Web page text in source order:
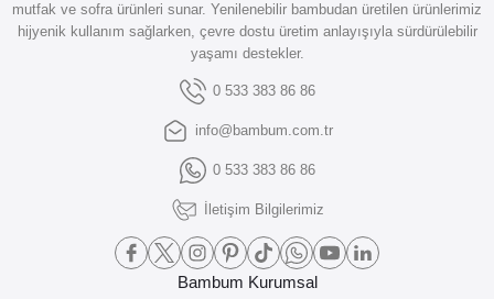
mutfak ve sofra ürünleri sunar. Yenilenebilir bambudan üretilen ürünlerimiz
hijyenik kullanım sağlarken, çevre dostu üretim anlayışıyla sürdürülebilir
yaşamı destekler.
0 533 383 86 86
info@bambum.com.tr
0 533 383 86 86
İletişim Bilgilerimiz
Bambum Kurumsal